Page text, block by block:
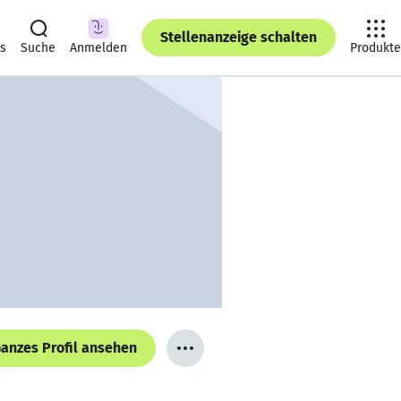
Suche Anmelden
Stellenanzeige schalten
Produkte
Profil ansehen